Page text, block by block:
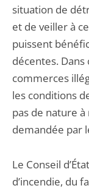
situation de
et de veiller à
puissent
décentes.
commerces
les conditions
pas de nature
demandée par
Le Conseil
d’incendie, du